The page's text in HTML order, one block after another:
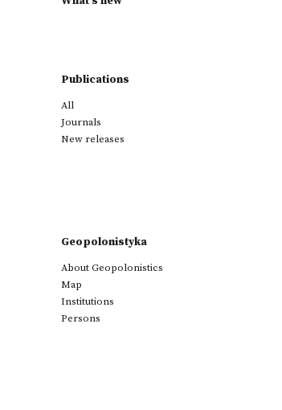
Publications
All
Journals
New releases
Geopolonistyka
About Geopolonistics
Map
Institutions
Persons